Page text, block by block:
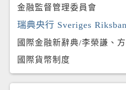
金融監督管理委員會
瑞典央行 Sveriges
國際金融新辭典/李榮謙、
國際貨幣制度